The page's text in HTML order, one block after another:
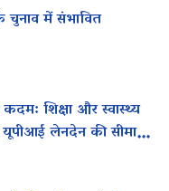
में संभावित
शिक्षा और स्वास्थ्य
लेनदेन की सीमा